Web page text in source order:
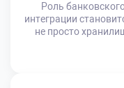
Роль
интеграции
не просто